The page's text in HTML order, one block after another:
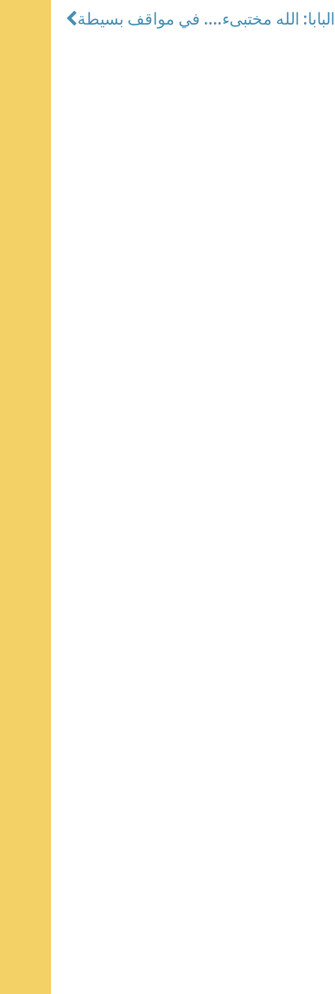
البابا: الله مختبىء.... في مواقف بسيطة